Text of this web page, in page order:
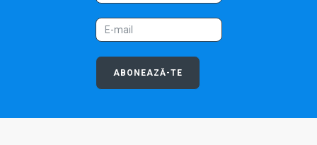
ABONEAZĂ-TE